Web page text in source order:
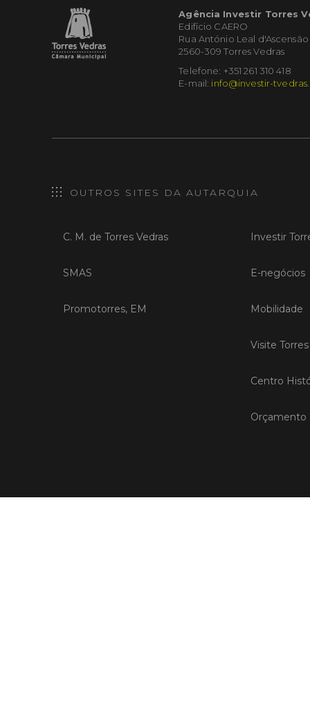
Agência Investir Torres
Edifício CAERO
Rua António Leal d'Ascensão
2560-309 Torres Vedras
Telefone: +351 261 310 418
E-mail: info@investir-
OUTROS SITES DA AUTARQUIA
C. M. de Torres Vedras
SMAS
Promotorres, EM
Investir
E-negócios
Mobilidade
Visite
Centro
Orçamento